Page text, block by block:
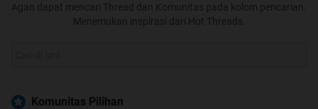
Agan dapat mencari Thread dan Komunitas pada kolom pencarian.
Menemukan inspirasi dari Hot Threads.
Komunitas Pilihan